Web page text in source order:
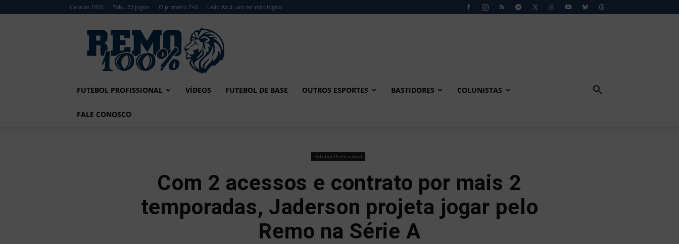
Caracas 1950 Tabu 33 jogos O primeiro 7×0 Leão Azul: um ser mitológico
Remo
FUTEBOL PROFISSIONAL VÍDEOS FUTEBOL DE BASE OUTROS ESPORTES BASTIDORES COLUNISTAS
FALE CONOSCO
Futebol Profissional
Com 2 acessos e contrato por mais 2
temporadas, Jaderson projeta jogar pelo
Remo na Série A